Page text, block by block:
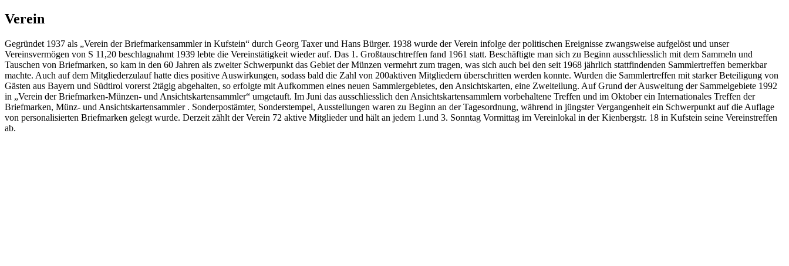
Verein
Gegründet 1937 als „Verein der Briefmarkensammler in Kufstein“ durch Georg Taxer und Hans Bürger. 1938 wurde der Verein infolge der politischen Ereignisse zwangsweise aufgelöst und unser
Vereinsvermögen von S 11,20 beschlagnahmt 1939 lebte die Vereinstätigkeit wieder auf. Das 1. Großtauschtreffen fand 1961 statt. Beschäftigte man sich zu Beginn ausschliesslich mit dem Sammeln und
Tauschen von Briefmarken, so kam in den 60 Jahren als zweiter Schwerpunkt das Gebiet der Münzen vermehrt zum tragen, was sich auch bei den seit 1968 jährlich stattfindenden Sammlertreffen bemerkbar
machte. Auch auf dem Mitgliederzulauf hatte dies positive Auswirkungen, sodass bald die Zahl von 200aktiven Mitgliedern überschritten werden konnte. Wurden die Sammlertreffen mit starker Beteiligung von
Gästen aus Bayern und Südtirol vorerst 2tägig abgehalten, so erfolgte mit Aufkommen eines neuen Sammlergebietes, den Ansichtskarten, eine Zweiteilung. Auf Grund der Ausweitung der Sammelgebiete 1992
in „Verein der Briefmarken-Münzen- und Ansichtskartensammler“ umgetauft. Im Juni das ausschliesslich den Ansichtskartensammlern vorbehaltene Treffen und im Oktober ein Internationales Treffen der
Briefmarken, Münz- und Ansichtskartensammler . Sonderpostämter, Sonderstempel, Ausstellungen waren zu Beginn an der Tagesordnung, während in jüngster Vergangenheit ein Schwerpunkt auf die Auflage
von personalisierten Briefmarken gelegt wurde. Derzeit zählt der Verein 72 aktive Mitglieder und hält an jedem 1.und 3. Sonntag Vormittag im Vereinlokal in der Kienbergstr. 18 in Kufstein seine Vereinstreffen
ab.